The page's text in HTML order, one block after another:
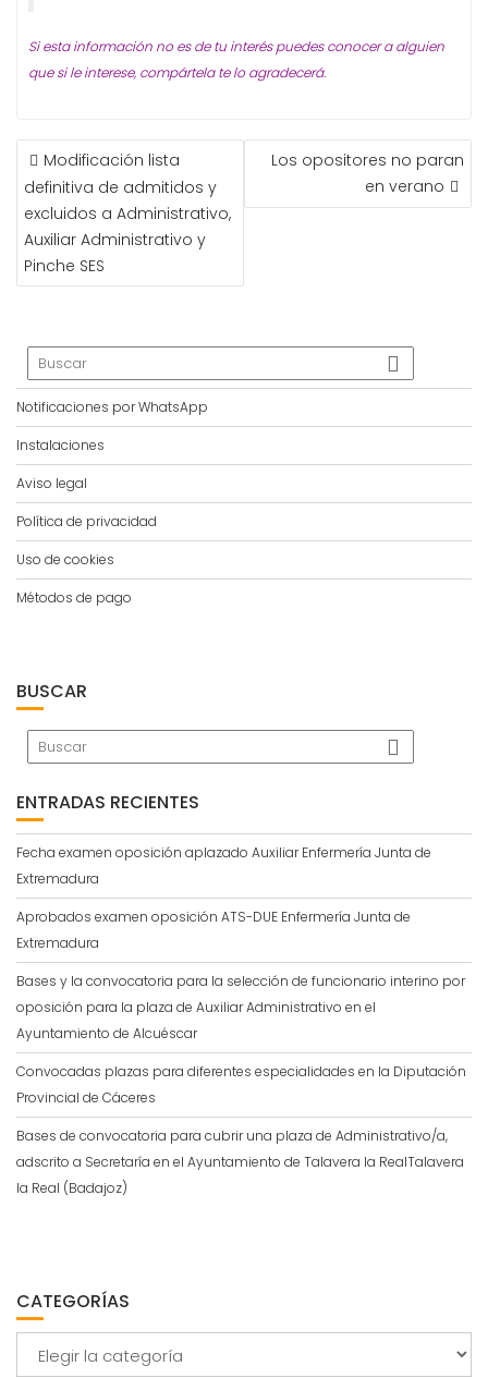
Si esta información no es de tu interés puedes conocer a alguien
que si le interese, compártela te lo agradecerá.
NAVEGACIÓN
DE
ENTRADAS
Modificación lista
definitiva de admitidos y
excluidos a Administrativo,
Auxiliar Administrativo y
Pinche SES
Los opositores no paran
en verano
Notificaciones por WhatsApp
Instalaciones
Aviso legal
Política de privacidad
Uso de cookies
Métodos de pago
BUSCAR
ENTRADAS RECIENTES
Fecha examen oposición aplazado Auxiliar Enfermería Junta de
Extremadura
Aprobados examen oposición ATS-DUE Enfermería Junta de
Extremadura
Bases y la convocatoria para la selección de funcionario interino por
oposición para la plaza de Auxiliar Administrativo en el
Ayuntamiento de Alcuéscar
Convocadas plazas para diferentes especialidades en la Diputación
Provincial de Cáceres
Bases de convocatoria para cubrir una plaza de Administrativo/a,
adscrito a Secretaría en el Ayuntamiento de Talavera la RealTalavera
la Real (Badajoz)
CATEGORÍAS